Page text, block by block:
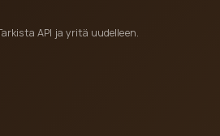
API ja yritä uudelleen.